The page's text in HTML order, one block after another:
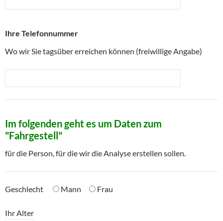
Ihre Telefonnummer
Wo wir Sie tagsüber erreichen können (freiwillige Angabe)
Im folgenden geht es um Daten zum
"Fahrgestell"
für die Person, für die wir die Analyse erstellen sollen.
Geschlecht Mann Frau
Ihr Alter